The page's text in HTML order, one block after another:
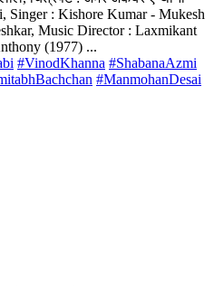
Singer : Kishore Kumar - Mukesh
Music Director : Laxmikant
(1977) ...
#VinodKhanna #ShabanaAzmi
#ManmohanDesai